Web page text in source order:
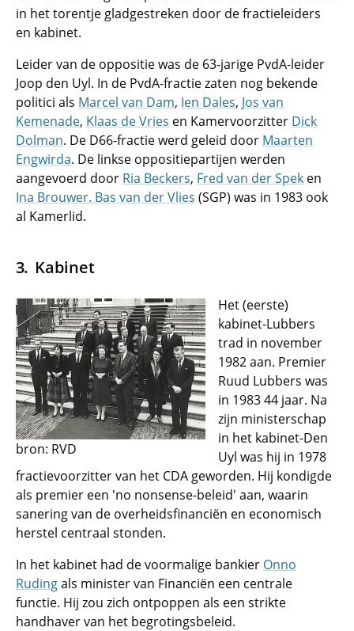
in het torentje gladgestreken door de fractieleiders
en kabinet.
Leider van de oppositie was de 63-jarige PvdA-leider
Joop den Uyl. In de PvdA-fractie zaten nog bekende
politici als Marcel van Dam, Ien Dales, Jos van
Kemenade, Klaas de Vries en Kamervoorzitter Dick
Dolman. De D66-fractie werd geleid door Maarten
Engwirda. De linkse oppositiepartijen werden
aangevoerd door Ria Beckers, Fred van der Spek en
Ina Brouwer. Bas van der Vlies (SGP) was in 1983 ook
al Kamerlid.
Kabinet
bron: RVD
Het (eerste)
kabinet-Lubbers
trad in november
1982 aan. Premier
Ruud Lubbers was
in 1983 44 jaar. Na
zijn ministerschap
in het kabinet-Den
Uyl was hij in 1978
fractievoorzitter van het CDA geworden. Hij kondigde
als premier een 'no nonsense-beleid' aan, waarin
sanering van de overheidsfinanciën en economisch
herstel centraal stonden.
In het kabinet had de voormalige bankier Onno
Rudingals minister van Financiën een centrale
functie. Hij zou zich ontpoppen als een strikte
handhaver van het begrotingsbeleid.